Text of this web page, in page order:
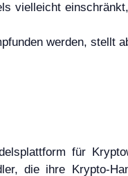
vielleicht
werden, stellt
für
die ihre Krypto-